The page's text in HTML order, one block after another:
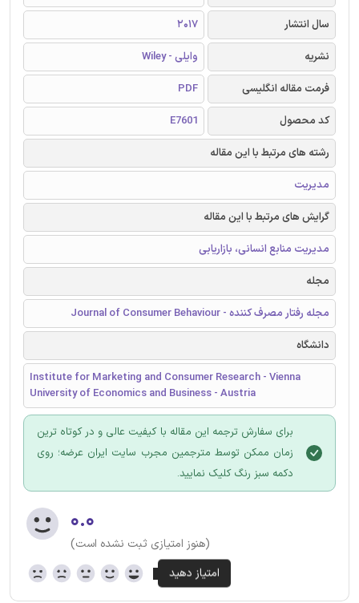
سال انتشار
2017
نشریه
وایلی - Wiley
فرمت مقاله انگلیسی
PDF
کد محصول
E7601
رشته های مرتبط با این مقاله
مدیریت
گرایش های مرتبط با این مقاله
مدیریت منابع انسانی، بازاریابی
مجله
مجله رفتار مصرف کننده - Journal of Consumer Behaviour
دانشگاه
Institute for Marketing and Consumer Research - Vienna
University of Economics and Business - Austria
برای سفارش ترجمه این مقاله با کیفیت عالی و در کوتاه ترین
زمان ممکن توسط مترجمین مجرب سایت ایران عرضه؛ روی
دکمه سبز رنگ کلیک نمایید.
۰.۰
(هنوز امتیازی ثبت نشده است)